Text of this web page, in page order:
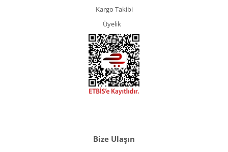
Kargo Takibi
Üyelik
Bize Ulaşın